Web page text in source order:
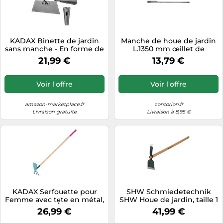
KADAX Binette de jardin
sans manche - En forme de
trapèze - Sarcloir en acier -
Pour désherber et hacher
- 16 cm
21,99 €
Voir l'offre
amazon-marketplace.fr
Livraison gratuite
Manche de houe de jardin
L.1350 mm œillet de
manche 32/24 mm frêne
Quantité:1
13,79 €
Voir l'offre
contorion.fr
Livraison à 8,95 €
KADAX Serfouette pour
Femme avec tęte en métal,
Double pioche pour aérer,
ameublir et désherber Le
26,99 €
SHW Schmiedetechnik
SHW Houe de jardin, taille 1
avec manche en frêne 135
cm Quantité:1
41,99 €